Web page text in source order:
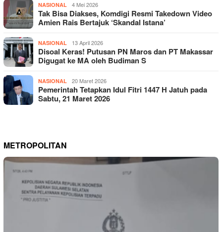
NASIONAL 4 Mei 2026
Tak Bisa Diakses, Komdigi Resmi Takedown Video
Amien Rais Bertajuk ‘Skandal Istana’
NASIONAL 13 April 2026
Disoal Keras! Putusan PN Maros dan PT Makassar
Digugat ke MA oleh Budiman S
NASIONAL 20 Maret 2026
Pemerintah Tetapkan Idul Fitri 1447 H Jatuh pada
Sabtu, 21 Maret 2026
METROPOLITAN